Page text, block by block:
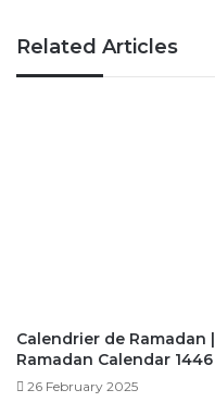
Related Articles
Calendrier de Ramadan |
Ramadan Calendar 1446
26 February 2025